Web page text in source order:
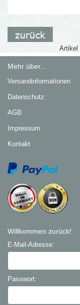
Artikel
Mehr über...
Versandinformationen
Datenschutz
AGB
Impressum
Kontakt
Willkommen zurück!
E-Mail-Adresse:
Passwort: